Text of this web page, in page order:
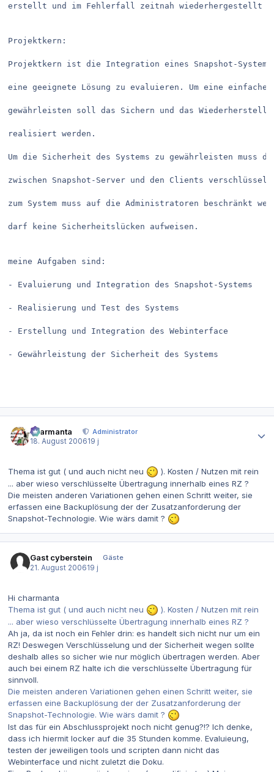
erstellt und im Fehlerfall zeitnah wiederhergestellt
Projektkern:
Projektkern ist die Integration eines Snapshot-
eine geeignete Lösung zu evaluieren. Um eine einfache
gewährleisten soll das Sichern und das
realisiert werden.
Um die Sicherheit des Systems zu gewährleisten muss
zwischen Snapshot-Server und den Clients
zum System muss auf die Administratoren beschränkt
darf keine Sicherheitslücken aufweisen.
meine Aufgaben sind:
- Evaluierung und Integration des Snapshot-Systems
- Realisierung und Test des Systems
- Erstellung und Integration des Webinterface
- Gewährleistung der Sicherheit des Systems
charmanta
Administrator
18. August 200619 j
Thema ist gut ( und auch nicht neu
). Kosten / Nutzen mit rein
... aber wieso verschlüsselte Übertragung innerhalb eines RZ ?
Die meisten anderen Variationen gehen einen Schritt weiter, sie
erfassen eine Backuplösung der der Zusatzanforderung der
Snapshot-Technologie. Wie wärs damit ?
Gast cyberstein
Gäste
21. August 200619 j
Hi charmanta
Thema ist gut ( und auch nicht neu
). Kosten / Nutzen mit rein
... aber wieso verschlüsselte Übertragung innerhalb eines RZ ?
Ah ja, da ist noch ein Fehler drin: es handelt sich nicht nur um ein
RZ! Deswegen Verschlüsselung und der Sicherheit wegen sollte
deshalb alles so sicher wie nur möglich übertragen werden. Aber
auch bei einem RZ halte ich die verschlüsselte Übertragung für
sinnvoll.
Die meisten anderen Variationen gehen einen Schritt weiter, sie
erfassen eine Backuplösung der der Zusatzanforderung der
Snapshot-Technologie. Wie wärs damit ?
Ist das für ein Abschlussprojekt noch nicht genug?!? Ich denke,
dass ich hiermit locker auf die 35 Stunden komme. Evaluieung,
testen der jeweiligen tools und scripten dann nicht das
Webinterface und nicht zuletzt die Doku.